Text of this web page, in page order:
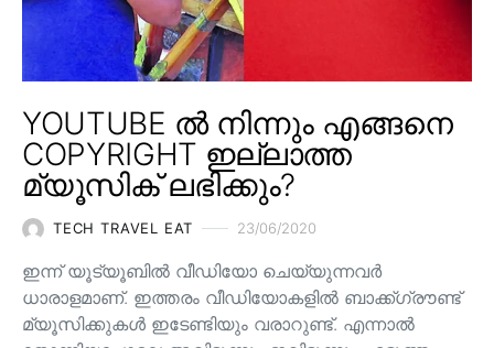
YOUTUBE ൽ നിന്നും എങ്ങനെ
COPYRIGHT ഇല്ലാത്ത
മ്യൂസിക് ലഭിക്കും?
TECH TRAVEL EAT 23/06/2020
ഇന്ന് യൂട്യൂബിൽ വീഡിയോ ചെയ്യുന്നവർ
ധാരാളമാണ്. ഇത്തരം വീഡിയോകളിൽ ബാക്ക്ഗ്രൗണ്ട്
മ്യൂസിക്കുകൾ ഇടേണ്ടിയും വരാറുണ്ട്. എന്നാൽ